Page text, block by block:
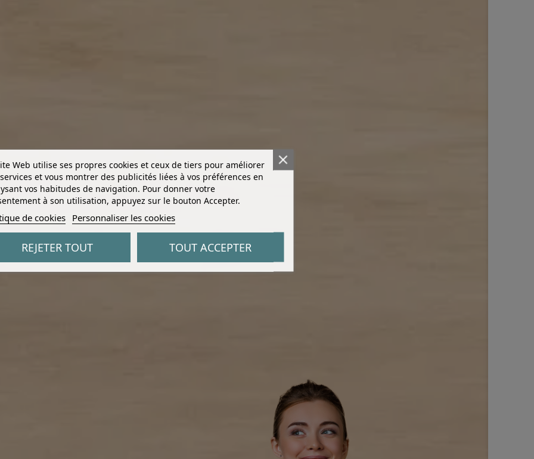
Web utilise ses propres cookies et ceux de tiers pour améliorer
et vous montrer des publicités liées à vos préférences en
vos habitudes de navigation. Pour donner votre
à son utilisation, appuyez sur le bouton Accepter.
de cookies Personnaliser les cookies
REJETER TOUT TOUT ACCEPTER